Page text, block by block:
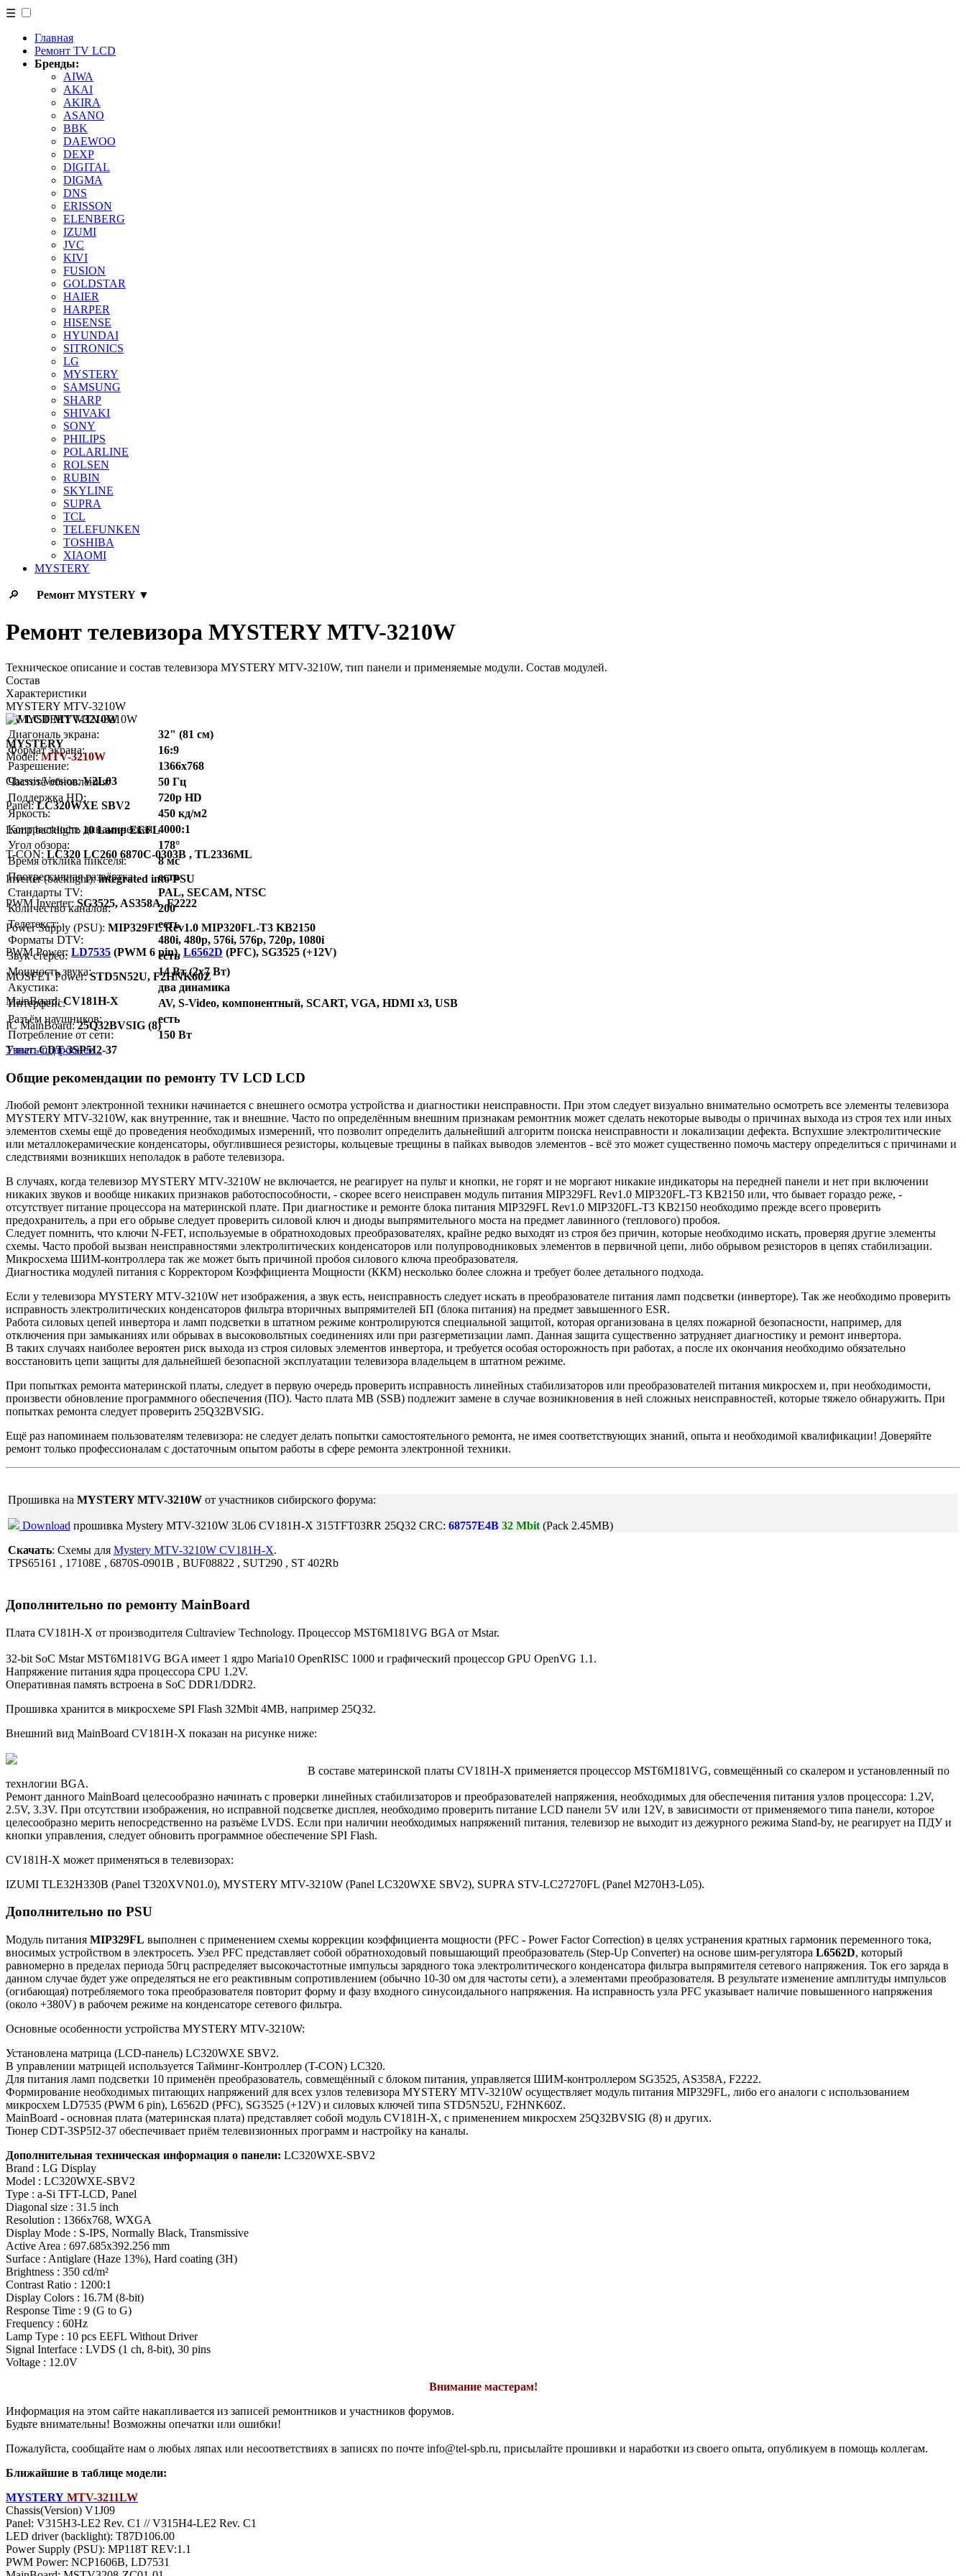
☰
Главная
Ремонт TV LCD
Бренды:
AIWA
AKAI
AKIRA
ASANO
BBK
DAEWOO
DEXP
DIGITAL
DIGMA
DNS
ERISSON
ELENBERG
IZUMI
JVC
KIVI
FUSION
GOLDSTAR
HAIER
HARPER
HISENSE
HYUNDAI
SITRONICS
LG
MYSTERY
SAMSUNG
SHARP
SHIVAKI
SONY
PHILIPS
POLARLINE
ROLSEN
RUBIN
SKYLINE
SUPRA
TCL
TELEFUNKEN
TOSHIBA
XIAOMI
MYSTERY
🔎 Ремонт MYSTERY▼
Ремонт телевизора MYSTERY MTV-3210W
Техническое описание и состав телевизора MYSTERY MTV-3210W, тип панели и применяемые модули. Состав модулей.
Состав
Характеристики
MYSTERY MTV-3210W
TV LCD MTV-3210W
Диагональ экрана:
32" (81 см)
Формат экрана:
16:9
Разрешение:
1366x768
Частота обновления:
50 Гц
Поддержка HD:
720p HD
Яркость:
450 кд/м2
Контрастность динамическая: 4000:1
Угол обзора:
178°
Время отклика пикселя:
8 мс
Прогрессивная развёртка:
есть
Стандарты TV:
PAL, SECAM, NTSC
Количество каналов:
200
Телетекст:
есть
Форматы DTV:
480i, 480p, 576i, 576p, 720p, 1080i
Звук стерео:
есть
Мощность звука:
14 Вт (2х7 Вт)
Акустика:
два динамика
Интерфейс:
AV, S-Video, компонентный, SCART, VGA, HDMI x3, USB
Разъём наушников:
есть
Потребление от сети:
150 Вт
Узнать подробнее...
MYSTERY
Model:MTV-3210W
Chassis/Version:V2L03
Panel:LC320WXE SBV2
Lamp backlight: 10 Lamp EEFL
T-CON: LC320 LC260 6870C-0303B , TL2336ML
Inverter (backlight):integrated into PSU
PWM Inverter: SG3525, AS358A, F2222
Power Supply (PSU): MIP329FL Rev1.0 MIP320FL-T3 KB2150
PWM Power: LD7535 (PWM 6 pin), L6562D (PFC), SG3525 (+12V)
MOSFET Power:STD5N52U, F2HNK60Z
MainBoard:CV181H-X
IC MainBoard:25Q32BVSIG (8)
Тuner:CDT-3SP5I2-37
Общие рекомендации по ремонту TV LCD LCD
Любой ремонт электронной техники начинается с внешнего осмотра устройства и диагностики неисправности. При этом следует визуально внимательно осмотреть все элементы телевизора
MYSTERY MTV-3210W, как внутренние, так и внешние. Часто по определённым внешним признакам ремонтник может сделать некоторые выводы о причинах выхода из строя тех или иных
элементов схемы ещё до проведения необходимых измерений, что позволит определить дальнейший алгоритм поиска неисправности и локализации дефекта. Вспухшие электролитические
или металлокерамические конденсаторы, обуглившиеся резисторы, кольцевые трещины в пайках выводов элементов - всё это может существенно помочь мастеру определиться с причинами и
следствиями возникших неполадок в работе телевизора.
В случаях, когда телевизор MYSTERY MTV-3210W не включается, не реагирует на пульт и кнопки, не горят и не моргают никакие индикаторы на передней панели и нет при включении
никаких звуков и вообще никаких признаков работоспособности, - скорее всего неисправен модуль питания MIP329FL Rev1.0 MIP320FL-T3 KB2150 или, что бывает гораздо реже, -
отсутствует питание процессора на материнской плате. При диагностике и ремонте блока питания MIP329FL Rev1.0 MIP320FL-T3 KB2150 необходимо прежде всего проверить
предохранитель, а при его обрыве следует проверить силовой ключ и диоды выпрямительного моста на предмет лавинного (теплового) пробоя.
Следует помнить, что ключи N-FET, используемые в обратноходовых преобразователях, крайне редко выходят из строя без причин, которые необходимо искать, проверяя другие элементы
схемы. Часто пробой вызван неисправностями электролитических конденсаторов или полупроводниковых элементов в первичной цепи, либо обрывом резисторов в цепях стабилизации.
Микросхема ШИМ-контроллера так же может быть причиной пробоя силового ключа преобразователя.
Диагностика модулей питания с Корректором Коэффициента Мощности (ККМ) несколько более сложна и требует более детального подхода.
Если у телевизора MYSTERY MTV-3210W нет изображения, а звук есть, неисправность следует искать в преобразователе питания ламп подсветки (инверторе). Так же необходимо проверить
исправность электролитических конденсаторов фильтра вторичных выпрямителей БП (блока питания) на предмет завышенного ESR.
Работа силовых цепей инвертора и ламп подсветки в штатном режиме контролируются специальной защитой, которая организована в целях пожарной безопасности, например, для
отключения при замыканиях или обрывах в высоковольтных соединениях или при разгерметизации ламп. Данная защита существенно затрудняет диагностику и ремонт инвертора.
В таких случаях наиболее вероятен риск выхода из строя силовых элементов инвертора, и требуется особая осторожность при работах, а после их окончания необходимо обязательно
восстановить цепи защиты для дальнейшей безопасной эксплуатации телевизора владельцем в штатном режиме.
При попытках ремонта материнской платы, следует в первую очередь проверить исправность линейных стабилизаторов или преобразователей питания микросхем и, при необходимости,
произвести обновление программного обеспечения (ПО). Часто плата MB (SSB) подлежит замене в случае возникновения в ней сложных неисправностей, которые тяжело обнаружить. При
попытках ремонта следует проверить 25Q32BVSIG.
Ещё раз напоминаем пользователям телевизора: не следует делать попытки самостоятельного ремонта, не имея соответствующих знаний, опыта и необходимой квалификации! Доверяйте
ремонт только профессионалам с достаточным опытом работы в сфере ремонта электронной техники.
Прошивка на MYSTERY MTV-3210W от участников сибирского форума:
Download прошивка Mystery MTV-3210W 3L06 CV181H-X 315TFT03RR 25Q32 CRC: 68757E4B 32 Mbit (Pack 2.45MB)
Скачать: Схемы для Mystery MTV-3210W CV181H-X.
TPS65161 , 17108E , 6870S-0901B , BUF08822 , SUT290 , ST 402Rb
Дополнительно по ремонту MainBoard
Плата CV181H-X от производителя Cultraview Technology. Процессор MST6M181VG BGA от Mstar.
32-bit SoC Mstar MST6M181VG BGA имеет 1 ядро Maria10 OpenRISC 1000 и графический процессор GPU OpenVG 1.1.
Напряжение питания ядра процессора CPU 1.2V.
Оперативная память встроена в SoC DDR1/DDR2.
Прошивка хранится в микросхеме SPI Flash 32Mbit 4MB, например 25Q32.
Внешний вид MainBoard CV181H-X показан на рисунке ниже:
В составе материнской платы CV181H-X применяется процессор MST6M181VG, совмещённый со скалером и установленный по
технлогии BGA.
Ремонт данного MainBoard целесообразно начинать с проверки линейных стабилизаторов и преобразователей напряжения, необходимых для обеспечения питания узлов процессора: 1.2V,
2.5V, 3.3V. При отсутствии изображения, но исправной подсветке дисплея, необходимо проверить питание LCD панели 5V или 12V, в зависимости от применяемого типа панели, которое
целесообразно мерить непосредственно на разъёме LVDS. Если при наличии необходимых напряжений питания, телевизор не выходит из дежурного режима Stand-by, не реагирует на ПДУ и
кнопки управления, следует обновить программное обеспечение SPI Flash.
CV181H-X может применяться в телевизорах:
IZUMI TLE32H330B (Panel T320XVN01.0), MYSTERY MTV-3210W (Panel LC320WXE SBV2), SUPRA STV-LC27270FL (Panel M270H3-L05).
Дополнительно по PSU
Модуль питания MIP329FL выполнен с применением схемы коррекции коэффициента мощности (PFC - Power Factor Correction) в целях устранения кратных гармоник переменного тока,
вносимых устройством в электросеть. Узел PFC представляет собой обратноходовый повышающий преобразователь (Step-Up Converter) на основе шим-регулятора L6562D, который
равномерно в пределах периода 50гц распределяет высокочастотные импульсы зарядного тока электролитического конденсатора фильтра выпрямителя сетевого напряжения. Ток его заряда в
данном случае будет уже определяться не его реактивным сопротивлением (обычно 10-30 ом для частоты сети), а элементами преобразователя. В результате изменение амплитуды импульсов
(огибающая) потребляемого тока преобразователя повторит форму и фазу входного синусоидального напряжения. На исправность узла PFC указывает наличие повышенного напряжения
(около +380V) в рабочем режиме на конденсаторе сетевого фильтра.
Основные особенности устройства MYSTERY MTV-3210W:
Установлена матрица (LCD-панель) LC320WXE SBV2.
В управлении матрицей используется Тайминг-Контроллер (T-CON) LC320.
Для питания ламп подсветки 10 применён преобразователь, совмещённый с блоком питания, управляется ШИМ-контроллером SG3525, AS358A, F2222.
Формирование необходимых питающих напряжений для всех узлов телевизора MYSTERY MTV-3210W осуществляет модуль питания MIP329FL, либо его аналоги c использованием
микросхем LD7535 (PWM 6 pin), L6562D (PFC), SG3525 (+12V) и силовых ключей типа STD5N52U, F2HNK60Z.
MainBoard - основная плата (материнская плата) представляет собой модуль CV181H-X, с применением микросхем 25Q32BVSIG (8) и других.
Тюнер CDT-3SP5I2-37 обеспечивает приём телевизионных программ и настройку на каналы.
Дополнительная техническая информация о панели: LC320WXE-SBV2
Brand : LG Display
Model : LC320WXE-SBV2
Type : a-Si TFT-LCD, Panel
Diagonal size : 31.5 inch
Resolution : 1366x768, WXGA
Display Mode : S-IPS, Normally Black, Transmissive
Active Area : 697.685x392.256 mm
Surface : Antiglare (Haze 13%), Hard coating (3H)
Brightness : 350 cd/m²
Contrast Ratio : 1200:1
Display Colors : 16.7M (8-bit)
Response Time : 9 (G to G)
Frequency : 60Hz
Lamp Type : 10 pcs EEFL Without Driver
Signal Interface : LVDS (1 ch, 8-bit), 30 pins
Voltage : 12.0V
Внимание мастерам!
Информация на этом сайте накапливается из записей ремонтников и участников форумов.
Будьте внимательны! Возможны опечатки или ошибки!
Пожалуйста, сообщайте нам о любых ляпах или несоответствиях в записях по почте info@tel-spb.ru, присылайте прошивки и наработки из своего опыта, опубликуем в помощь коллегам.
Ближайшие в таблице модели:
MYSTERY MTV-3211LW
Chassis(Version) V1J09
Panel: V315H3-LE2 Rev. C1 // V315H4-LE2 Rev. C1
LED driver (backlight): T87D106.00
Power Supply (PSU): MP118T REV:1.1
PWM Power: NCP1606B, LD7531